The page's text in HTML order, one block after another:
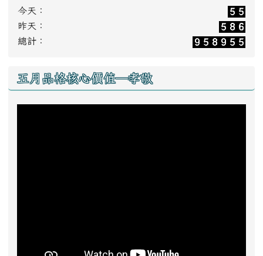
今天：
昨天：
總計：
五月品格核心價值—孝敬